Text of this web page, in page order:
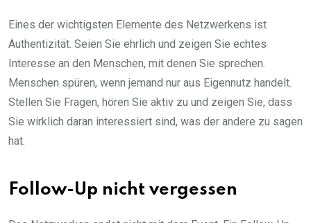
Eines der wichtigsten Elemente des Netzwerkens ist
Authentizität. Seien Sie ehrlich und zeigen Sie echtes
Interesse an den Menschen, mit denen Sie sprechen.
Menschen spüren, wenn jemand nur aus Eigennutz handelt.
Stellen Sie Fragen, hören Sie aktiv zu und zeigen Sie, dass
Sie wirklich daran interessiert sind, was der andere zu sagen
hat.
Follow-Up nicht vergessen